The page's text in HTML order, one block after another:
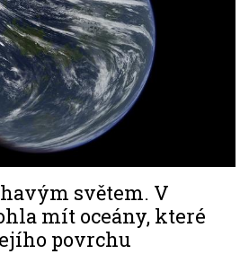
světem. V
mít oceány, které
povrchu